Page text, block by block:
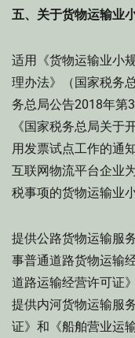
五、关于货物运输业
适用《货物运输业小
理办法》（国家税务
务总局公告2018年第
《国家税务总局关于
用发票试点工作的通
互联网物流平台企业
税事项的货物运输业
提供公路货物运输服
事普通道路货物运输
道路运输经营许可证
提供内河货物运输服
证》和《船舶营业运输